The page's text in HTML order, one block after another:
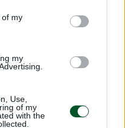
of my
my
Use,
of my
with the
de ce tissu aspect
Paon FoilJaune, mettant